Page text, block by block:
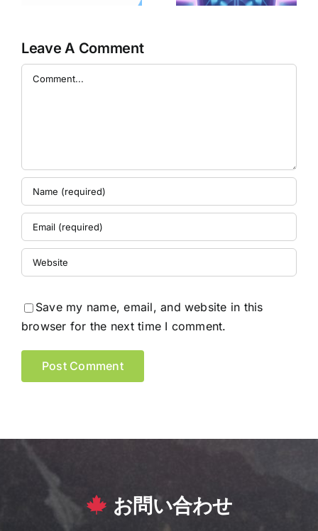
しめるかも！？
Leave A Comment
Comment
Save my name, email, and website in this
browser for the next time I comment.
お問い合わせ